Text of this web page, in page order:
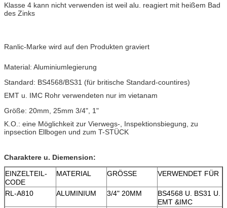
Klasse 4 kann nicht verwenden ist weil alu. reagiert mit heißem Bad
des Zinks
Ranlic-Marke wird auf den Produkten graviert
Material: Aluminiumlegierung
Standard: BS4568/BS31 (für britische Standard-countires)
EMT u. IMC Rohr verwendeten nur im vietanam
Größe: 20mm, 25mm 3/4", 1"
K.O.: eine Möglichkeit zur Vierwegs-, Inspektionsbiegung, zu
inpsection Ellbogen und zum T-STÜCK
Charaktere u. Diemension:
EINZELTEIL-
CODE
MATERIAL GRÖSSE VERWENDET FÜR
RL-A810 ALUMINIUM 3/4" 20MM
BS4568 U. BS31 U.
EMT &IMC